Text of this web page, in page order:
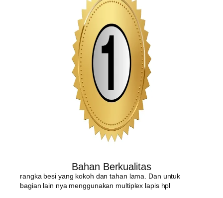
Bahan Berkualitas
rangka besi yang kokoh dan tahan lama. Dan untuk
bagian lain nya menggunakan multiplex lapis hpl